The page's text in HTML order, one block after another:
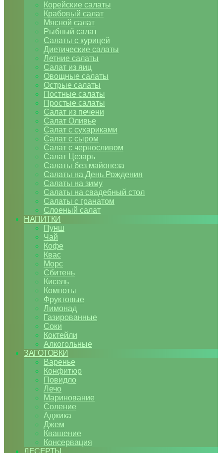
Корейские салаты
Крабовый салат
Мясной салат
Рыбный салат
Салаты с курицей
Диетические салаты
Летние салаты
Салат из яиц
Овощные салаты
Острые салаты
Постные салаты
Простые салаты
Салат из печени
Салат Оливье
Салат с сухариками
Салат с сыром
Салат с черносливом
Салат Цезарь
Салаты без майонеза
Салаты на День Рождения
Салаты на зиму
Салаты на свадебный стол
Салаты с гранатом
Слоеный салат
НАПИТКИ
Пунш
Чай
Кофе
Квас
Морс
Сбитень
Кисель
Компоты
Фруктовые
Лимонад
Газированные
Соки
Коктейли
Алкогольные
ЗАГОТОВКИ
Варенье
Конфитюр
Повидло
Лечо
Маринование
Соление
Аджика
Джем
Квашение
Консервация
ДЕСЕРТЫ